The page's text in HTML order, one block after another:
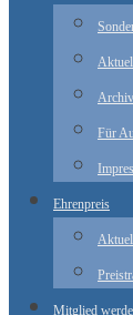
Archiv
Für
Ehrenpreis
Mitglied